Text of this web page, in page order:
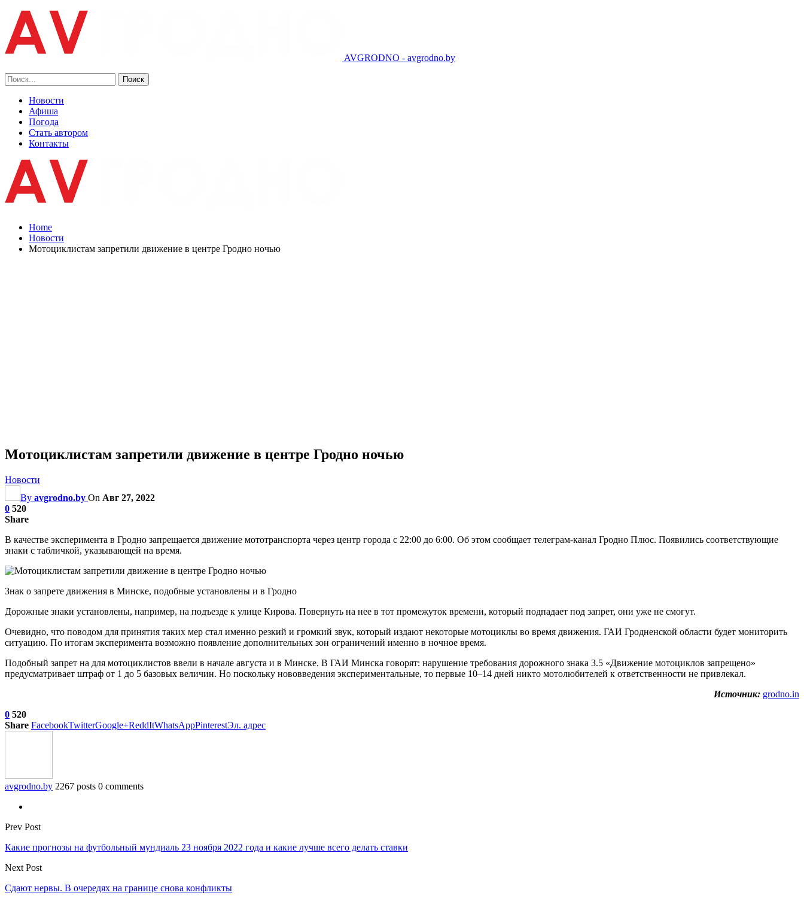
AVGRODNO - avgrodno.by
Новости
Афиша
Погода
Стать автором
Контакты
Home
Новости
Мотоциклистам запретили движение в центре Гродно ночью
Мотоциклистам запретили движение в центре Гродно ночью
Новости
By avgrodno.by On Авг 27, 2022
0 520
Share
В качестве эксперимента в Гродно запрещается движение мототранспорта через центр города с 22:00 до 6:00. Об этом сообщает телеграм-канал Гродно Плюс. Появились соответствующие
знаки с табличкой, указывающей на время.
Знак о запрете движения в Минске, подобные установлены и в Гродно
Дорожные знаки установлены, например, на подъезде к улице Кирова. Повернуть на нее в тот промежуток времени, который подпадает под запрет, они уже не смогут.
Очевидно, что поводом для принятия таких мер стал именно резкий и громкий звук, который издают некоторые мотоциклы во время движения. ГАИ Гродненской области будет мониторить
ситуацию. По итогам эксперимента возможно появление дополнительных зон ограничений именно в ночное время.
Подобный запрет на для мотоциклистов ввели в начале августа и в Минске. В ГАИ Минска говорят: нарушение требования дорожного знака 3.5 «Движение мотоциклов запрещено»
предусматривает штраф от 1 до 5 базовых величин. Но поскольку нововведения экспериментальные, то первые 10–14 дней никто мотолюбителей к ответственности не привлекал.
Источник: grodno.in
0 520
Share FacebookTwitterGoogle+ReddItWhatsAppPinterestЭл. адрес
avgrodno.by 2267 posts 0 comments
Prev Post
Какие прогнозы на футбольный мундиаль 23 ноября 2022 года и какие лучше всего делать ставки
Next Post
Сдают нервы. В очередях на границе снова конфликты